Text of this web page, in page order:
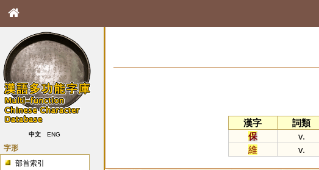
中文 ENG
字形
部首索引
漢字
詞類
保
v.
維
v.